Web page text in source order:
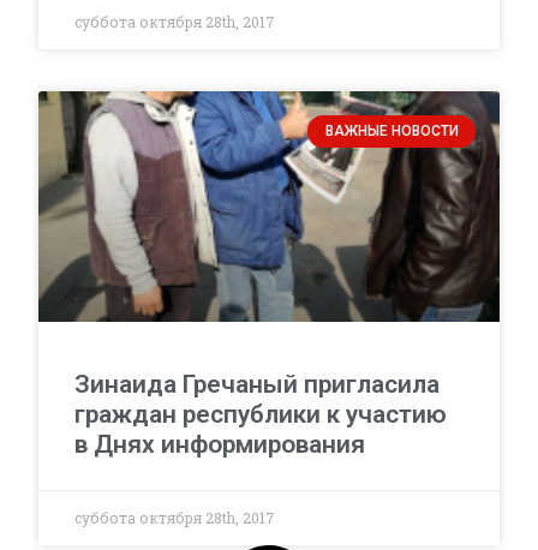
суббота октября 28th, 2017
ВАЖНЫЕ НОВОСТИ
Зинаида Гречаный пригласила
граждан республики к участию
в Днях информирования
суббота октября 28th, 2017